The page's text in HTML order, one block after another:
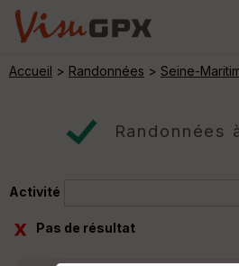
Accueil > Randonnées > Seine-
Randonnées
Activité
Pas de résultat